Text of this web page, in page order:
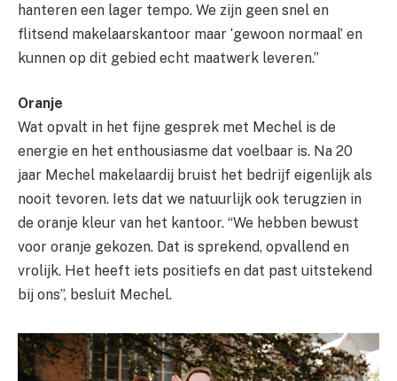
hanteren een lager tempo. We zijn geen snel en
flitsend makelaarskantoor maar ‘gewoon normaal’ en
kunnen op dit gebied echt maatwerk leveren.”
Oranje
Wat opvalt in het fijne gesprek met Mechel is de
energie en het enthousiasme dat voelbaar is. Na 20
jaar Mechel makelaardij bruist het bedrijf eigenlijk als
nooit tevoren. Iets dat we natuurlijk ook terugzien in
de oranje kleur van het kantoor. “We hebben bewust
voor oranje gekozen. Dat is sprekend, opvallend en
vrolijk. Het heeft iets positiefs en dat past uitstekend
bij ons”, besluit Mechel.